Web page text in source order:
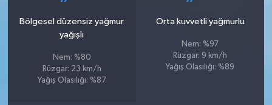
Bölgesel düzensiz yağmur
yağışlı
Nem: %80
Rüzgar: 23 km/h
Yağış Olasılığı: %87
Orta kuvvetli yağmurlu
Nem: %97
Rüzgar: 9 km/h
Yağış Olasılığı: %89